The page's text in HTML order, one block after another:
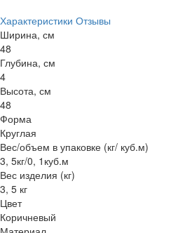
Характеристики Отзывы
Ширина, см
48
Глубина, см
4
Высота, см
48
Форма
Круглая
Вес/объем в упаковке (кг/ куб.м)
3, 5кг/0, 1куб.м
Вес изделия (кг)
3, 5 кг
Цвет
Коричневый